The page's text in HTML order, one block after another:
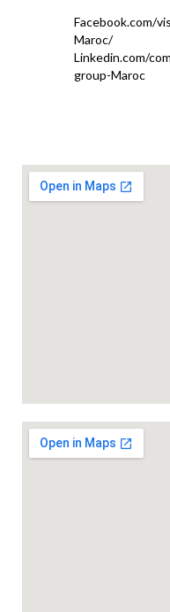
Facebook.com/
Maroc/
Linkedin.com/
group-Maroc